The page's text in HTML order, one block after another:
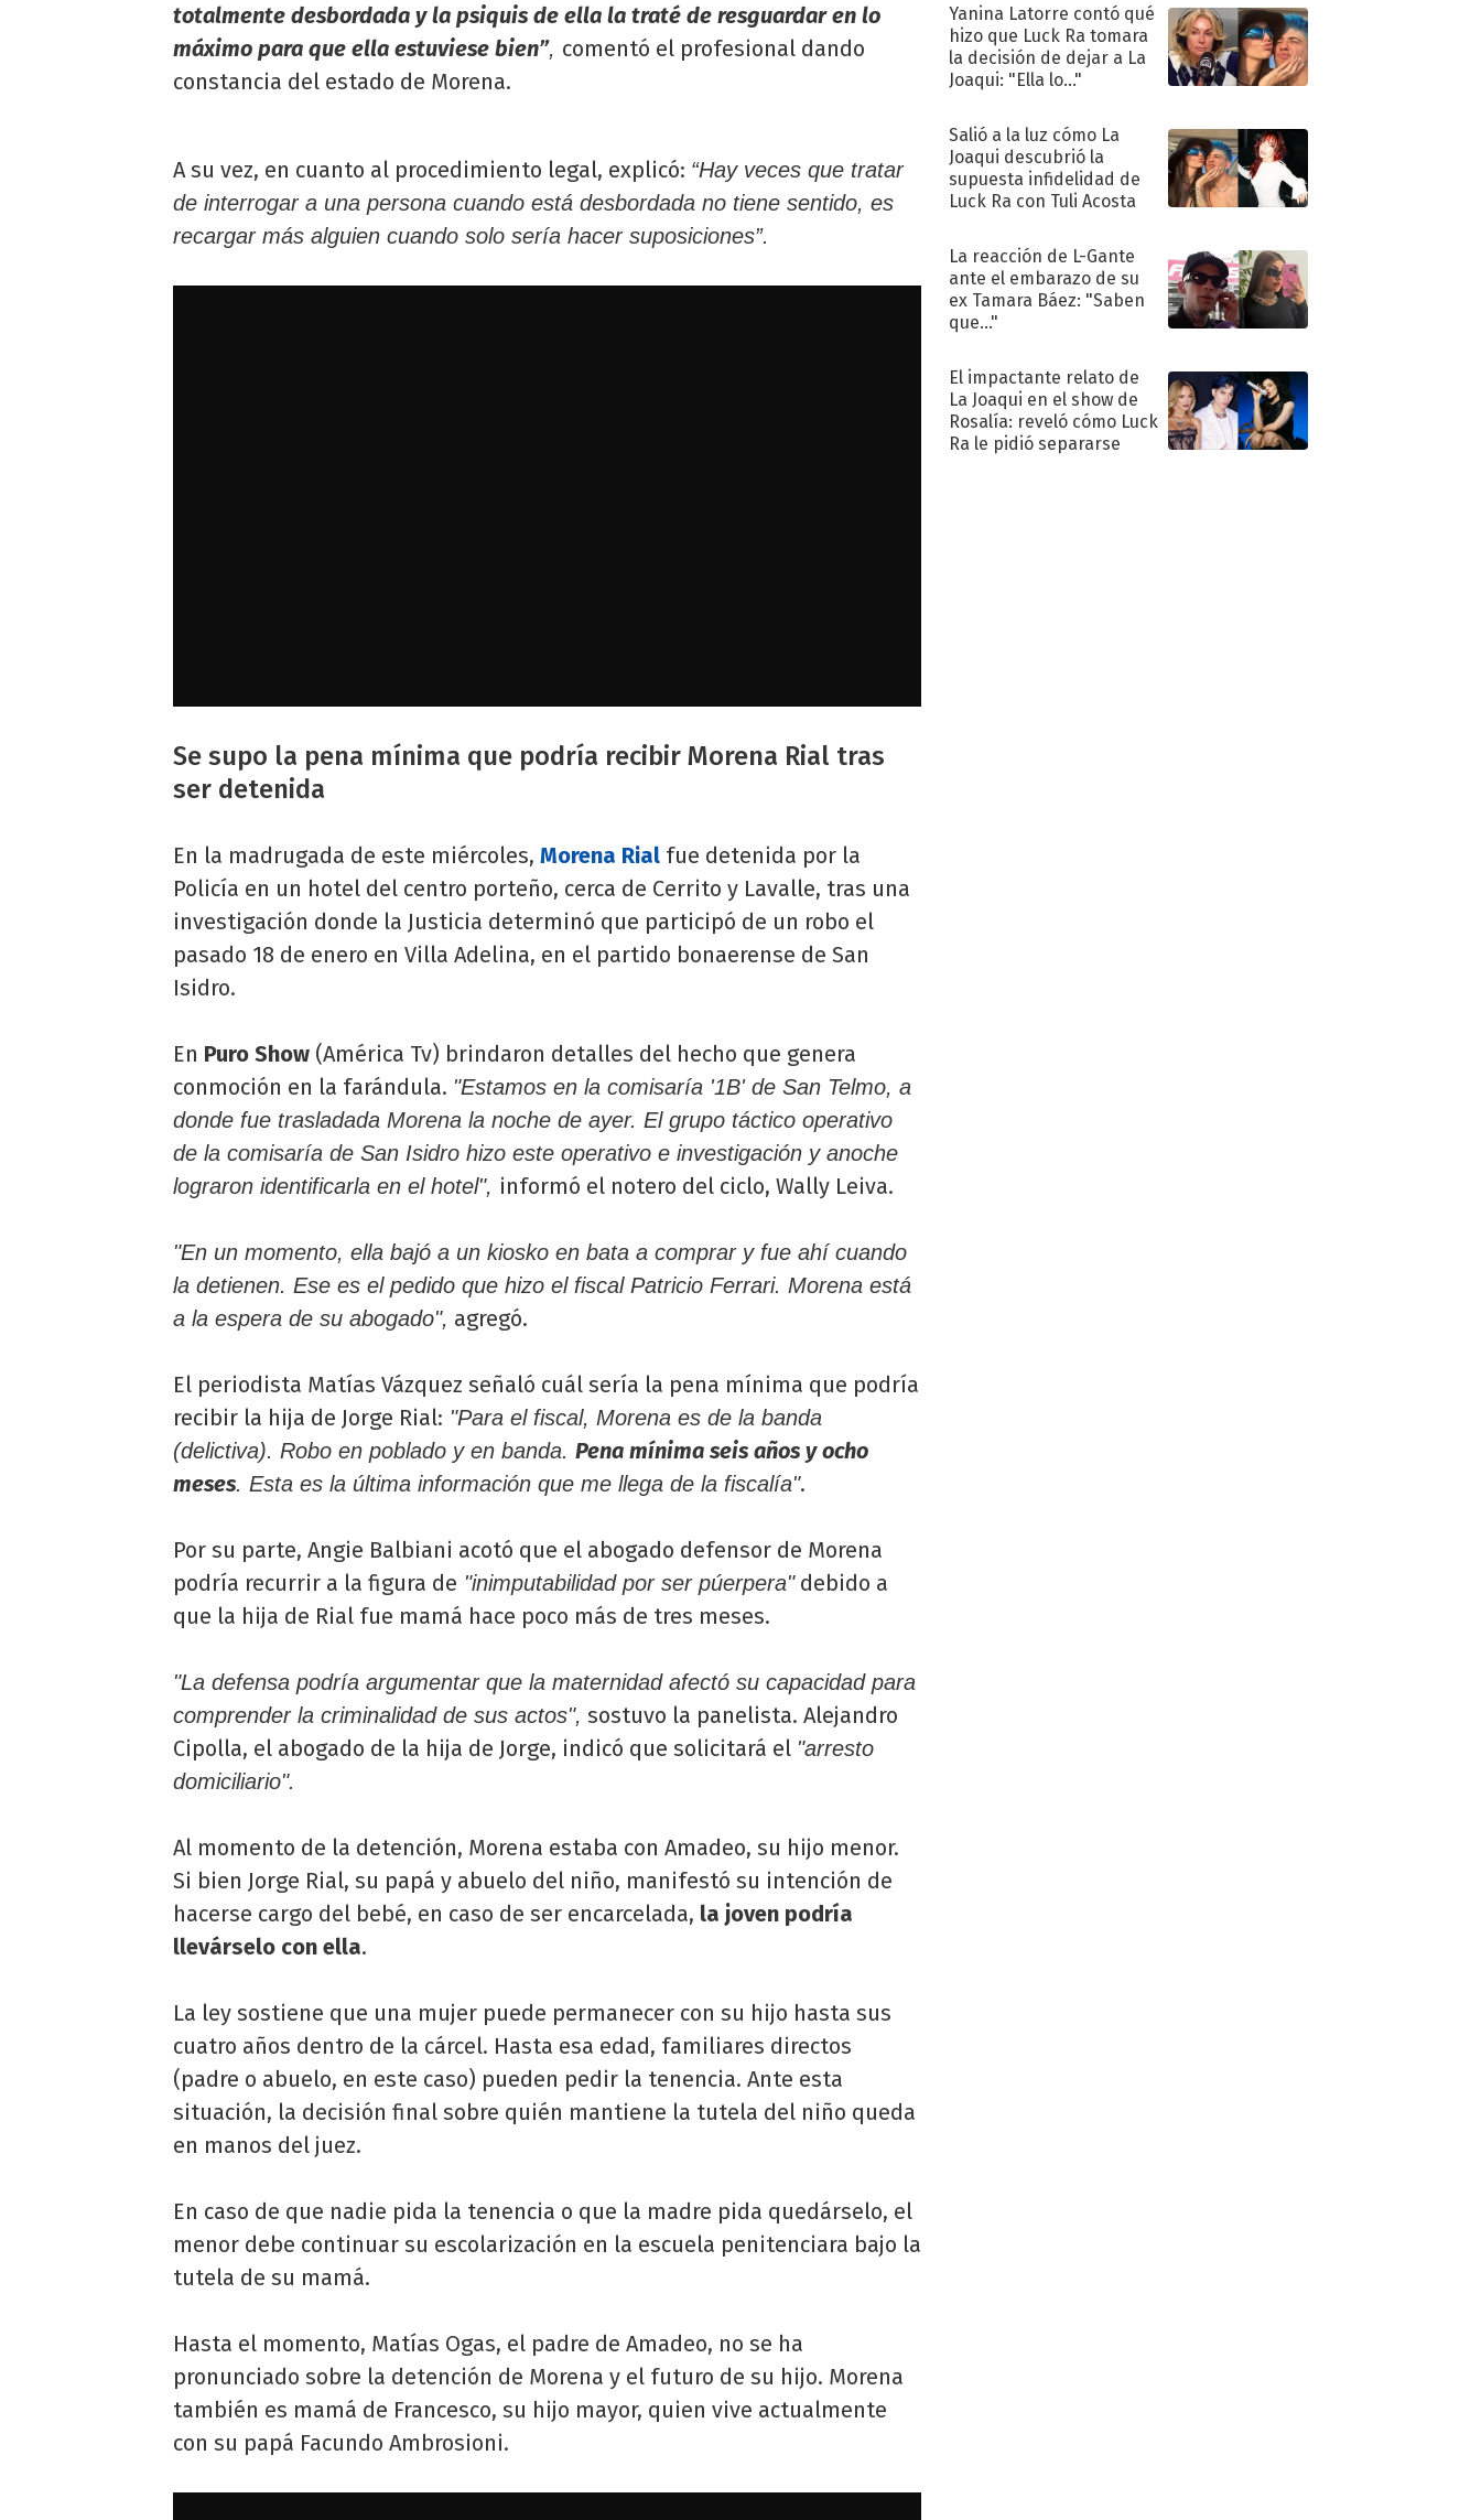
totalmente desbordada y la psiquis de ella la traté de resguardar en lo
máximo para que ella estuviese bien”, comentó el profesional dando
constancia del estado de Morena.
A su vez, en cuanto al procedimiento legal, explicó: “Hay veces que tratar
de interrogar a una persona cuando está desbordada no tiene sentido, es
recargar más alguien cuando solo sería hacer suposiciones”.
Se supo la pena mínima que podría recibir Morena Rial tras
ser detenida
En la madrugada de este miércoles, Morena Rial fue detenida por la
Policía en un hotel del centro porteño, cerca de Cerrito y Lavalle, tras una
investigación donde la Justicia determinó que participó de un robo el
pasado 18 de enero en Villa Adelina, en el partido bonaerense de San
Isidro.
En Puro Show (América Tv) brindaron detalles del hecho que genera
conmoción en la farándula. "Estamos en la comisaría '1B' de San Telmo, a
donde fue trasladada Morena la noche de ayer. El grupo táctico operativo
de la comisaría de San Isidro hizo este operativo e investigación y anoche
lograron identificarla en el hotel", informó el notero del ciclo, Wally Leiva.
"En un momento, ella bajó a un kiosko en bata a comprar y fue ahí cuando
la detienen. Ese es el pedido que hizo el fiscal Patricio Ferrari. Morena está
a la espera de su abogado", agregó.
El periodista Matías Vázquez señaló cuál sería la pena mínima que podría
recibir la hija de Jorge Rial: "Para el fiscal, Morena es de la banda
(delictiva). Robo en poblado y en banda. Pena mínima seis años y ocho
meses. Esta es la última información que me llega de la fiscalía".
Por su parte, Angie Balbiani acotó que el abogado defensor de Morena
podría recurrir a la figura de "inimputabilidad por ser púerpera"debido a
que la hija de Rial fue mamá hace poco más de tres meses.
"La defensa podría argumentar que la maternidad afectó su capacidad para
comprender la criminalidad de sus actos", sostuvo la panelista. Alejandro
Cipolla, el abogado de la hija de Jorge, indicó que solicitará el "arresto
domiciliario".
Al momento de la detención, Morena estaba con Amadeo, su hijo menor.
Si bien Jorge Rial, su papá y abuelo del niño, manifestó su intención de
hacerse cargo del bebé, en caso de ser encarcelada, la joven podría
llevárselo con ella.
La ley sostiene que una mujer puede permanecer con su hijo hasta sus
cuatro años dentro de la cárcel. Hasta esa edad, familiares directos
(padre o abuelo, en este caso) pueden pedir la tenencia. Ante esta
situación, la decisión final sobre quién mantiene la tutela del niño queda
en manos del juez.
En caso de que nadie pida la tenencia o que la madre pida quedárselo, el
menor debe continuar su escolarización en la escuela penitenciara bajo la
tutela de su mamá.
Hasta el momento, Matías Ogas, el padre de Amadeo, no se ha
pronunciado sobre la detención de Morena y el futuro de su hijo. Morena
también es mamá de Francesco, su hijo mayor, quien vive actualmente
con su papá Facundo Ambrosioni.
Yanina Latorre contó qué
hizo que Luck Ra tomara
la decisión de dejar a La
Joaqui: "Ella lo..."
Salió a la luz cómo La
Joaqui descubrió la
supuesta infidelidad de
Luck Ra con Tuli Acosta
La reacción de L-Gante
ante el embarazo de su
ex Tamara Báez: "Saben
que..."
El impactante relato de
La Joaqui en el show de
Rosalía: reveló cómo Luck
Ra le pidió separarse